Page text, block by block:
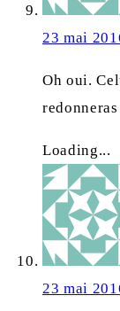
23 mai
Oh oui.
Loading...
23 mai